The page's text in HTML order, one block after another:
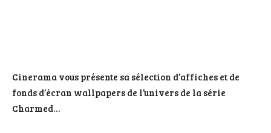
Cinerama vous présente sa sélection d’affiches et de
fonds d’écran wallpapers de l’univers de la série
Charmed…